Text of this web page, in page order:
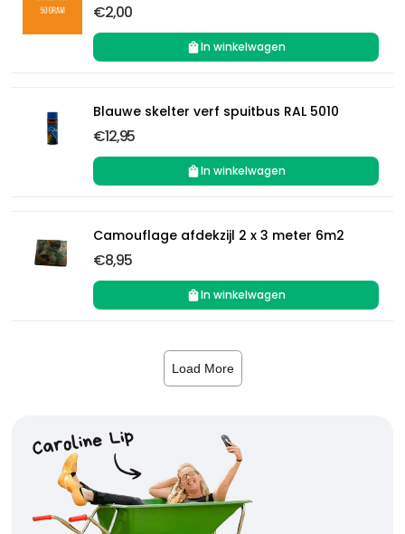
€2,00
In winkelwagen
Blauwe skelter verf spuitbus RAL 5010
€12,95
In winkelwagen
Camouflage afdekzijl 2 x 3 meter 6m2
€8,95
In winkelwagen
Load More